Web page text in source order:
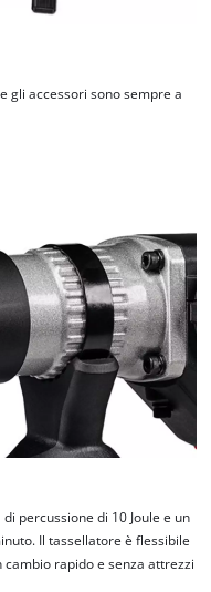
gli accessori sono sempre a
percussione di 10 Joule e un
Il tassellatore è flessibile
rapido e senza attrezzi